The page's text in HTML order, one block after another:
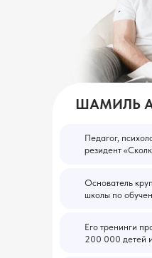
ШАМИЛЬ
Его тренинги
200 000 детей
Основатель
школы по
Педагог,
резидент